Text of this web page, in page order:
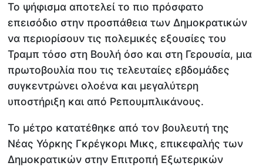
Το ψήφισμα αποτελεί το πιο πρόσφατο
επεισόδιο στην προσπάθεια των Δημοκρατικών
να περιορίσουν τις πολεμικές εξουσίες του
Τραμπ τόσο στη Βουλή όσο και στη Γερουσία, μια
πρωτοβουλία που τις τελευταίες εβδομάδες
συγκεντρώνει ολοένα και μεγαλύτερη
υποστήριξη και από Ρεπουμπλικάνους.
Το μέτρο κατατέθηκε από τον βουλευτή της
Νέας Υόρκης Γκρέγκορι Μικς, επικεφαλής των
Δημοκρατικών στην Επιτροπή Εξωτερικών